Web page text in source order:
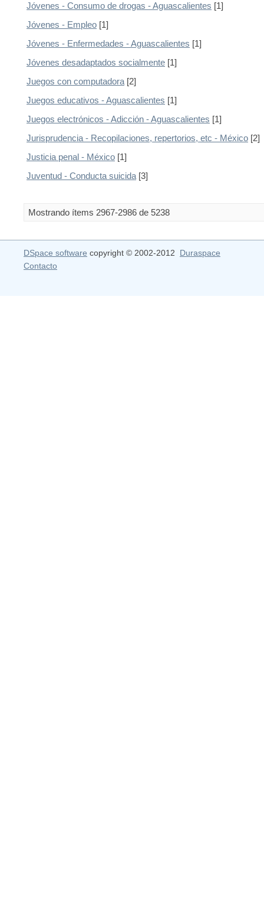
Jóvenes - Consumo de drogas - Aguascalientes [1]
Jóvenes - Empleo [1]
Jóvenes - Enfermedades - Aguascalientes [1]
Jóvenes desadaptados socialmente [1]
Juegos con computadora [2]
Juegos educativos - Aguascalientes [1]
Juegos electrónicos - Adicción - Aguascalientes [1]
Jurisprudencia - Recopilaciones, repertorios, etc - México [2]
Justicia penal - México [1]
Juventud - Conducta suicida [3]
Mostrando ítems 2967-2986 de 5238
DSpace software copyright © 2002-2012 Duraspace
Contacto